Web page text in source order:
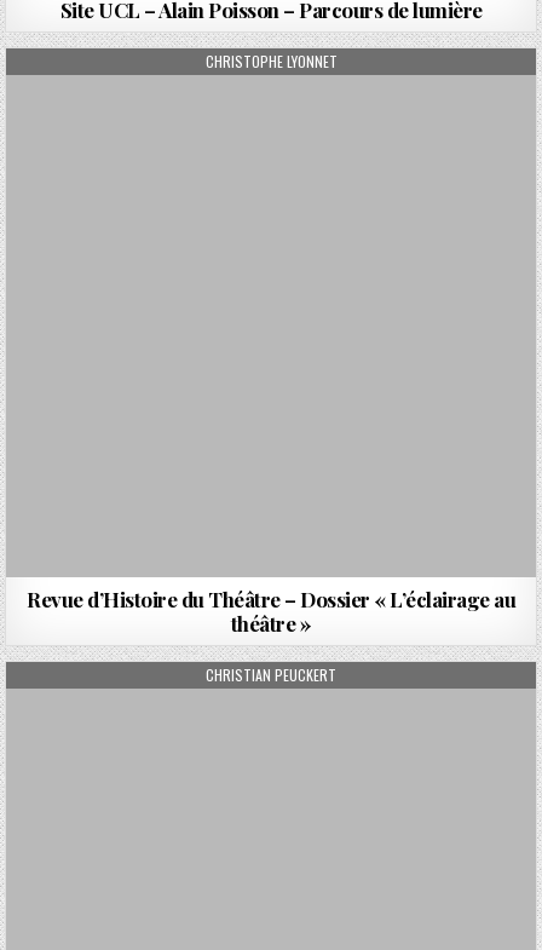
Site UCL – Alain Poisson – Parcours de lumière
AUTHOR:
CHRISTOPHE LYONNET
Revue d’Histoire du Théâtre – Dossier « L’éclairage au
théâtre »
AUTHOR:
CHRISTIAN PEUCKERT